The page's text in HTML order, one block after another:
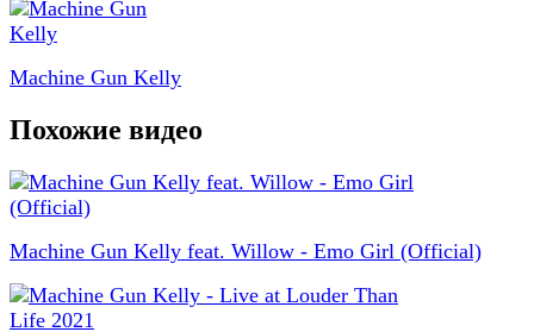
Machine Gun Kelly
Похожие видео
Machine Gun Kelly feat. Willow - Emo Girl (Official)